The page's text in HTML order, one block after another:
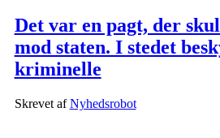
Det var en pagt, der
mod staten. I stedet
kriminelle
Skrevet afNyhedsrobot